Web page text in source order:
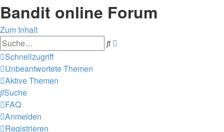
Bandit online Forum
Zum Inhalt
Suche
Schnellzugriff
Unbeantwortete Themen
Aktive Themen
Suche
FAQ
Anmelden
Registrieren